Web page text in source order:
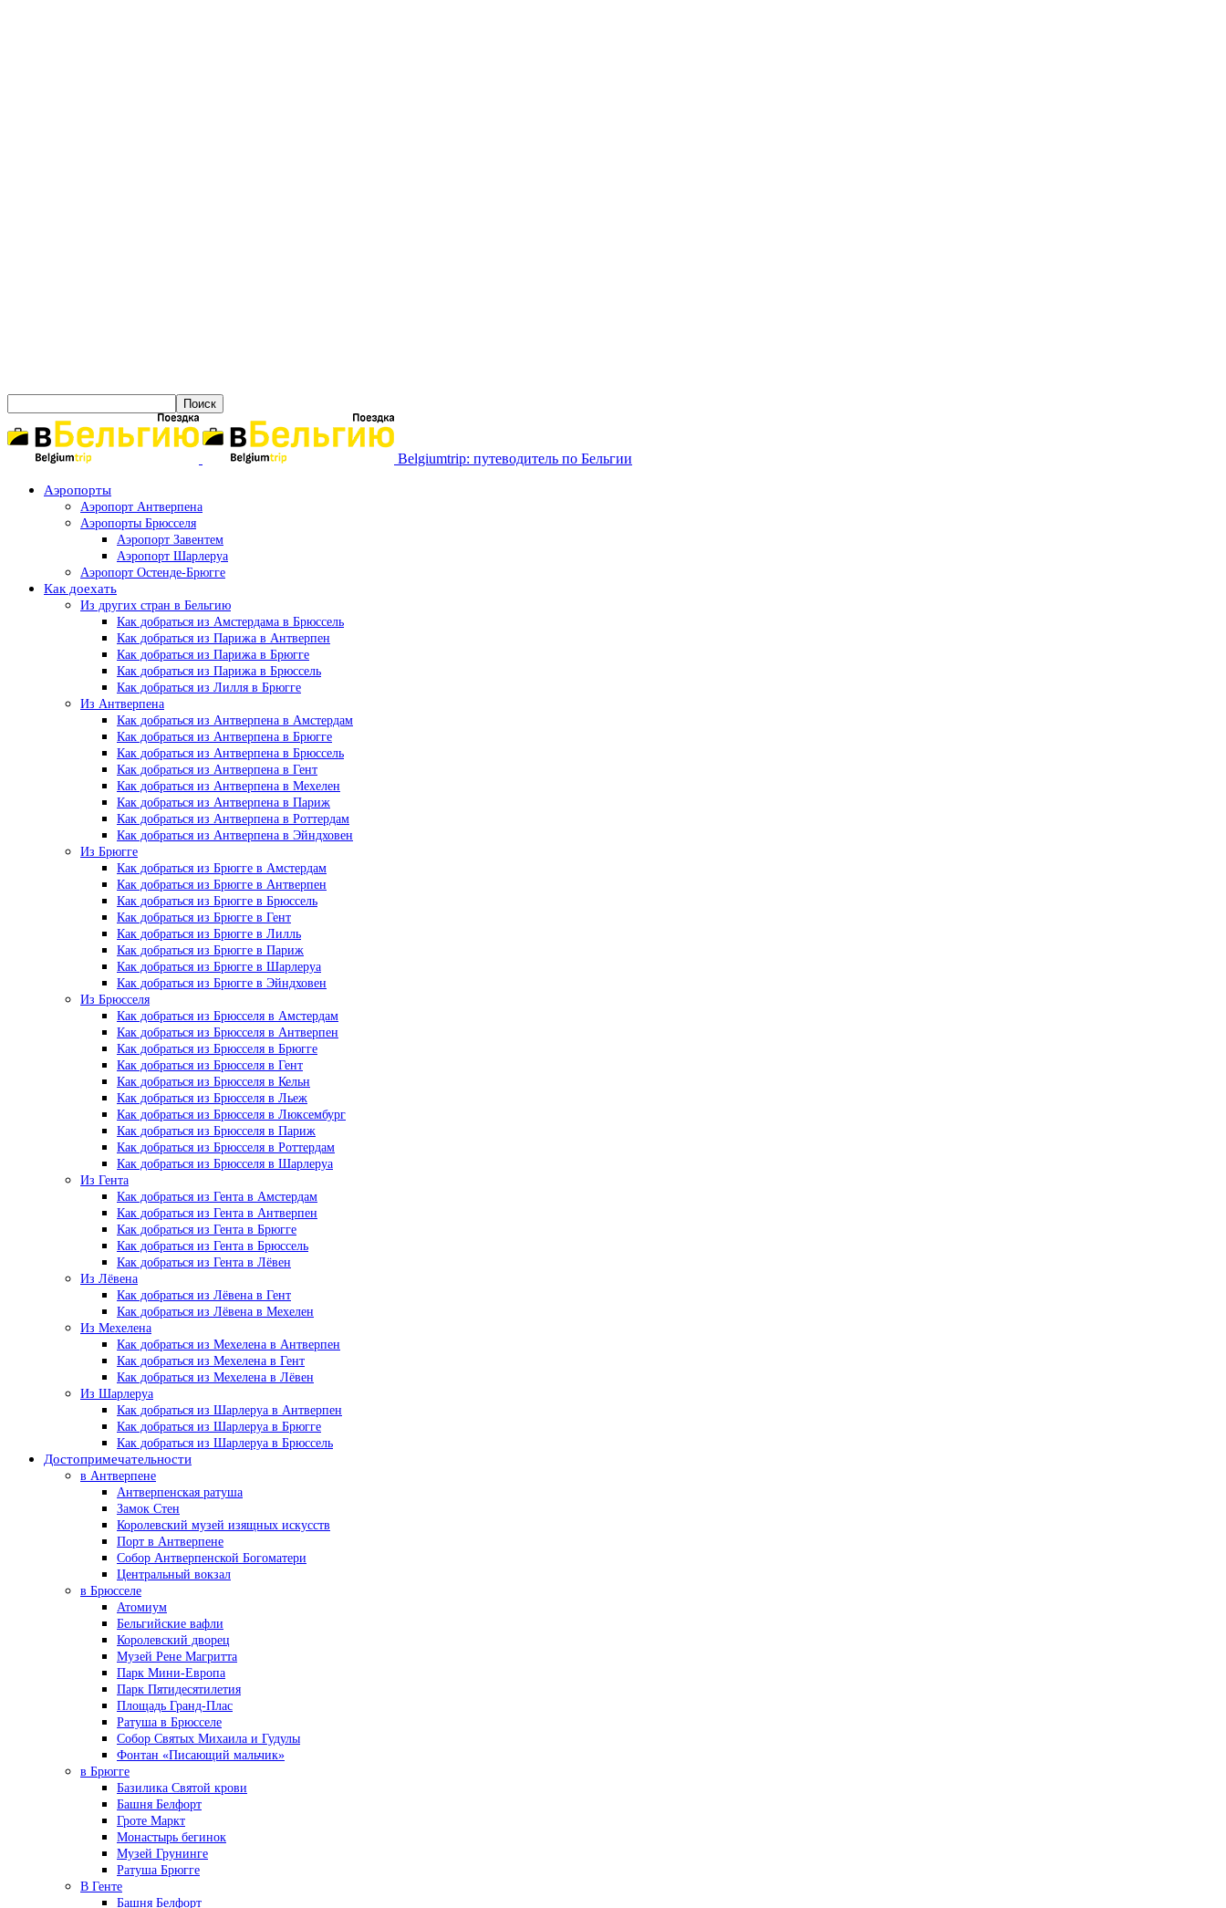
Belgiumtrip: путеводитель по Бельгии
Аэропорты
Аэропорт Антверпена
Аэропорты Брюсселя
Аэропорт Завентем
Аэропорт Шарлеруа
Аэропорт Остенде-Брюгге
Как доехать
Из других стран в Бельгию
Как добраться из Амстердама в Брюссель
Как добраться из Парижа в Антверпен
Как добраться из Парижа в Брюгге
Как добраться из Парижа в Брюссель
Как добраться из Лилля в Брюгге
Из Антверпена
Как добраться из Антверпена в Амстердам
Как добраться из Антверпена в Брюгге
Как добраться из Антверпена в Брюссель
Как добраться из Антверпена в Гент
Как добраться из Антверпена в Мехелен
Как добраться из Антверпена в Париж
Как добраться из Антверпена в Роттердам
Как добраться из Антверпена в Эйндховен
Из Брюгге
Как добраться из Брюгге в Амстердам
Как добраться из Брюгге в Антверпен
Как добраться из Брюгге в Брюссель
Как добраться из Брюгге в Гент
Как добраться из Брюгге в Лилль
Как добраться из Брюгге в Париж
Как добраться из Брюгге в Шарлеруа
Как добраться из Брюгге в Эйндховен
Из Брюсселя
Как добраться из Брюсселя в Амстердам
Как добраться из Брюсселя в Антверпен
Как добраться из Брюсселя в Брюгге
Как добраться из Брюсселя в Гент
Как добраться из Брюсселя в Кельн
Как добраться из Брюсселя в Льеж
Как добраться из Брюсселя в Люксембург
Как добраться из Брюсселя в Париж
Как добраться из Брюсселя в Роттердам
Как добраться из Брюсселя в Шарлеруа
Из Гента
Как добраться из Гента в Амстердам
Как добраться из Гента в Антверпен
Как добраться из Гента в Брюгге
Как добраться из Гента в Брюссель
Как добраться из Гента в Лёвен
Из Лёвена
Как добраться из Лёвена в Гент
Как добраться из Лёвена в Мехелен
Из Мехелена
Как добраться из Мехелена в Антверпен
Как добраться из Мехелена в Гент
Как добраться из Мехелена в Лёвен
Из Шарлеруа
Как добраться из Шарлеруа в Антверпен
Как добраться из Шарлеруа в Брюгге
Как добраться из Шарлеруа в Брюссель
Достопримечательности
в Антверпене
Антверпенская ратуша
Замок Стен
Королевский музей изящных искусств
Порт в Антверпене
Собор Антверпенской Богоматери
Центральный вокзал
в Брюсселе
Атомиум
Бельгийские вафли
Королевский дворец
Музей Рене Магритта
Парк Мини-Европа
Парк Пятидесятилетия
Площадь Гранд-Плас
Ратуша в Брюсселе
Собор Святых Михаила и Гудулы
Фонтан «Писающий мальчик»
в Брюгге
Базилика Святой крови
Башня Белфорт
Гроте Маркт
Монастырь бегинок
Музей Грунинге
Ратуша Брюгге
В Генте
Башня Белфорт